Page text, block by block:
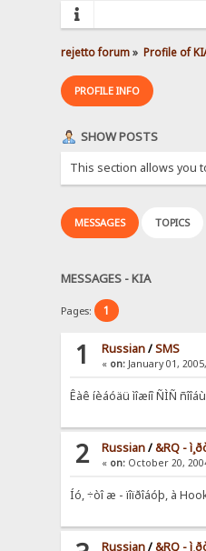
rejetto forum» Profile of
PROFILE INFO
SHOW POSTS
This section allows you
MESSAGES TOPICS
MESSAGES - KIA
Pages: 1
1 Russian/SMS
« on: January 01,
Êàê íèáóäü ìîæíî ÑÌÑ
2 Russian/&RQ -
« on: October 20,
Íó, ÷òî æ - ïîïðîáóþ, à
Russian/&RQ -